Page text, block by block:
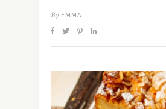
By EMMA